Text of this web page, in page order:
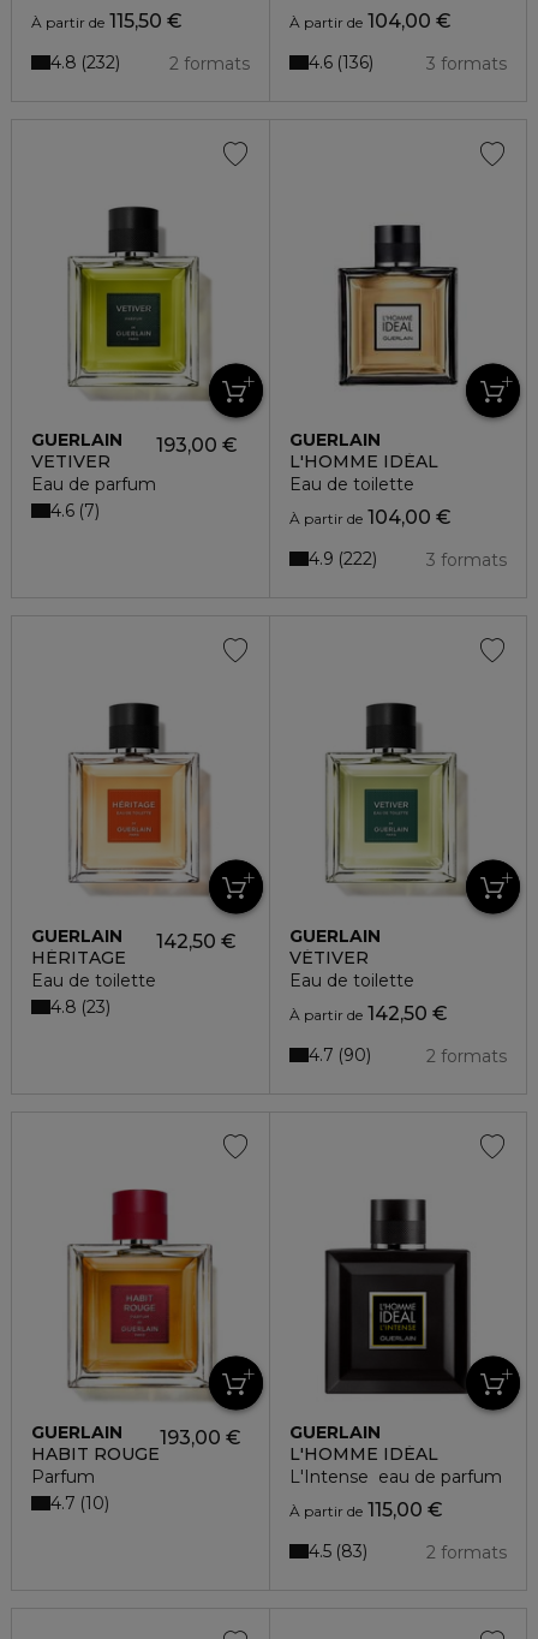
À partir de 115,50 €
2 formats
4.8 232
À partir de104,00 €
3 formats
4.6 136
GUERLAIN
VETIVER
Eau de parfum
193,00 €
4.6 7
GUERLAIN
L'HOMME IDÉAL
Eau de toilette
À partir de104,00 €
3 formats
4.9 222
GUERLAIN
HÉRITAGE
Eau de toilette
142,50 €
4.8 23
GUERLAIN
VÉTIVER
Eau de toilette
À partir de142,50 €
2 formats
4.7 90
GUERLAIN
HABIT ROUGE
Parfum
193,00 €
4.7 10
GUERLAIN
L'HOMME IDÉAL
L'Intense eau de parfum
À partir de115,00 €
2 formats
4.5 83